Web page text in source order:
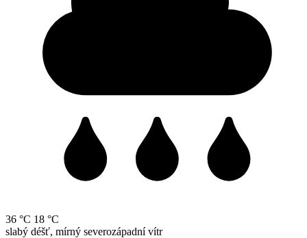
36 °C 18 °C
slabý déšť, mírný severozápadní vítr